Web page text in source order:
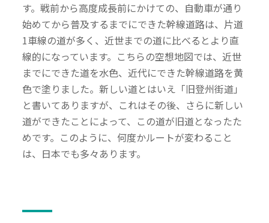
す。戦前から高度成長前にかけての、自動車が通り
始めてから普及するまでにできた幹線道路は、片道
1車線の道が多く、近世までの道に比べるとより直
線的になっています。こちらの空想地図では、近世
までにできた道を水色、近代にできた幹線道路を黄
色で塗りました。新しい道とはいえ「旧登州街道」
と書いてありますが、これはその後、さらに新しい
道ができたことによって、この道が旧道となったた
めです。このように、何度かルートが変わること
は、日本でも多々あります。